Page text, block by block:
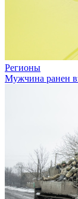
Регионы
Мужчина ранен